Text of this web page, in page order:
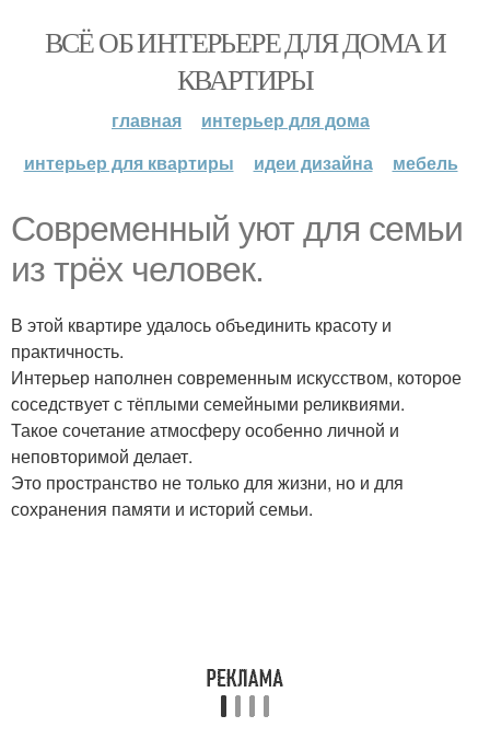
ВСЁ ОБ ИНТЕРЬЕРЕ ДЛЯ ДОМА И
КВАРТИРЫ
главная
интерьер для дома
интерьер для квартиры
идеи дизайна мебель
Современный уют для семьи
из трёх человек.
В этой квартире удалось объединить красоту и
практичность.
Интерьер наполнен современным искусством, которое
соседствует с тёплыми семейными реликвиями.
Такое сочетание атмосферу особенно личной и
неповторимой делает.
Это пространство не только для жизни, но и для
сохранения памяти и историй семьи.